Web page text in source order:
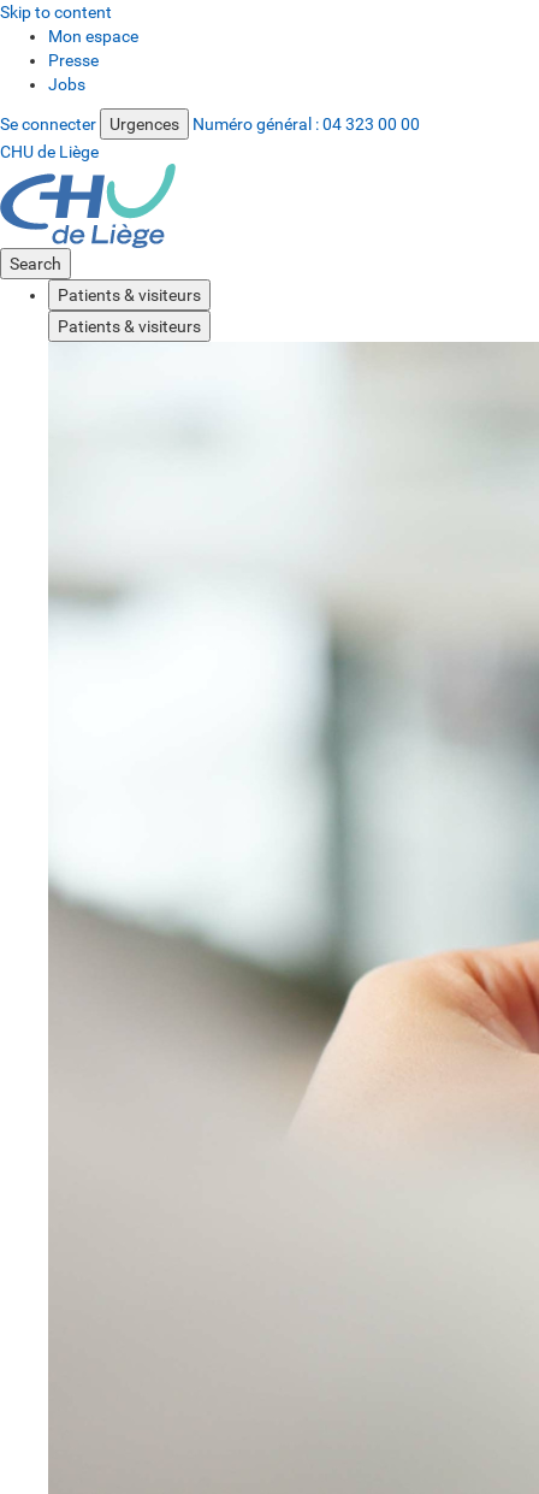
Skip to content
Mon espace
Presse
Jobs
Se connecter Urgences Numéro général :04 323 00 00
CHU de Liège
Search
Patients & visiteurs
Patients & visiteurs